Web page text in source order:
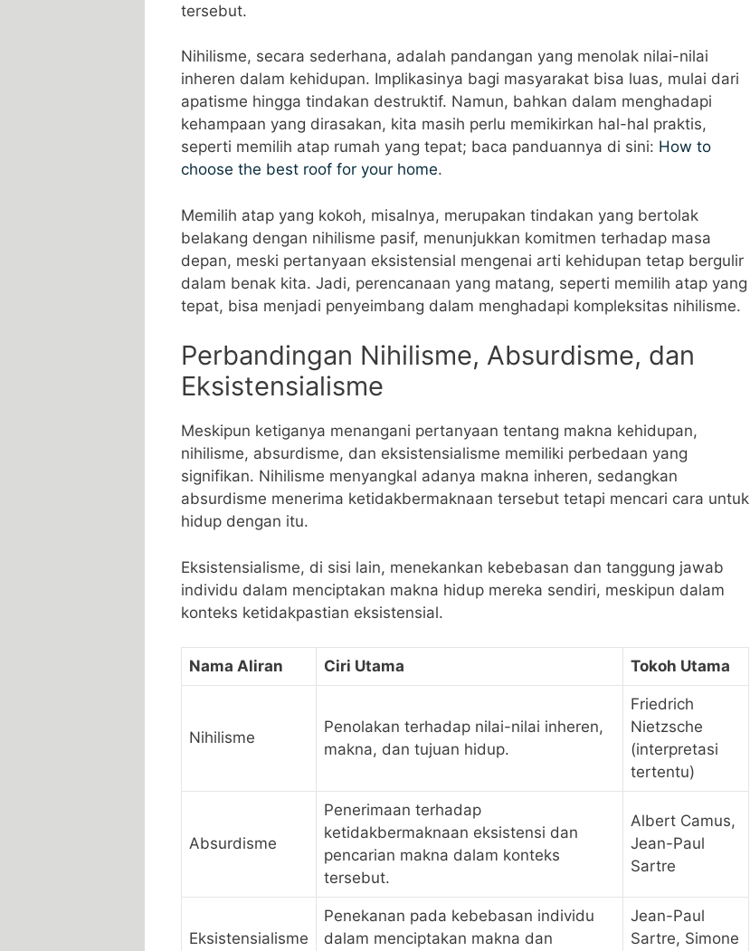
tersebut.
Nihilisme, secara sederhana, adalah pandangan yang menolak nilai-nilai
inheren dalam kehidupan. Implikasinya bagi masyarakat bisa luas, mulai dari
apatisme hingga tindakan destruktif. Namun, bahkan dalam menghadapi
kehampaan yang dirasakan, kita masih perlu memikirkan hal-hal praktis,
seperti memilih atap rumah yang tepat; baca panduannya di sini: How to
choose the best roof for your home.
Memilih atap yang kokoh, misalnya, merupakan tindakan yang bertolak
belakang dengan nihilisme pasif, menunjukkan komitmen terhadap masa
depan, meski pertanyaan eksistensial mengenai arti kehidupan tetap bergulir
dalam benak kita. Jadi, perencanaan yang matang, seperti memilih atap yang
tepat, bisa menjadi penyeimbang dalam menghadapi kompleksitas nihilisme.
Perbandingan Nihilisme, Absurdisme, dan
Eksistensialisme
Meskipun ketiganya menangani pertanyaan tentang makna kehidupan,
nihilisme, absurdisme, dan eksistensialisme memiliki perbedaan yang
signifikan. Nihilisme menyangkal adanya makna inheren, sedangkan
absurdisme menerima ketidakbermaknaan tersebut tetapi mencari cara untuk
hidup dengan itu.
Eksistensialisme, di sisi lain, menekankan kebebasan dan tanggung jawab
individu dalam menciptakan makna hidup mereka sendiri, meskipun dalam
konteks ketidakpastian eksistensial.
Nama Aliran Ciri Utama Tokoh Utama
Nihilisme
Penolakan terhadap nilai-nilai inheren,
makna, dan tujuan hidup.
Friedrich
Nietzsche
(interpretasi
tertentu)
Absurdisme
Penerimaan terhadap
ketidakbermaknaan eksistensi dan
pencarian makna dalam konteks
tersebut.
Albert Camus,
Jean-Paul
Sartre
Eksistensialisme
Penekanan pada kebebasan individu
dalam menciptakan makna dan
Jean-Paul
Sartre, Simone